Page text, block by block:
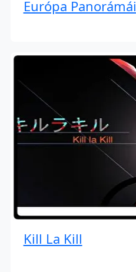
Európa Panorámái
Kill La Kill